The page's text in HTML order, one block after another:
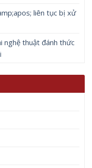
liên tục bị xử
nghệ thuật đánh thức